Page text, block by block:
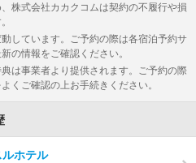
株式会社カカクコムは契約の不履行や損
しています。ご予約の際は各宿泊予約サ
の情報をご確認ください。
は事業者より提供されます。ご予約の際
くご確認の上お手続きください。
ホテル